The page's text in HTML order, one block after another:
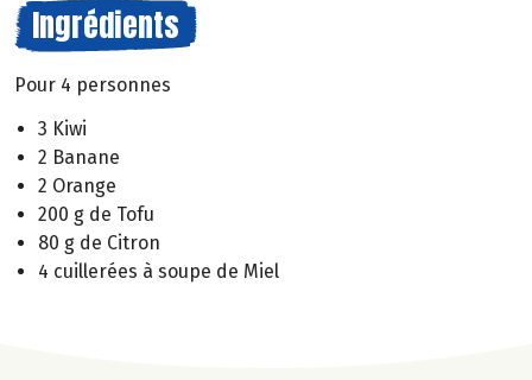
Ingrédients
Pour 4 personnes
3 Kiwi
2 Banane
2 Orange
200 g de Tofu
80 g de Citron
4 cuillerées à soupe de Miel